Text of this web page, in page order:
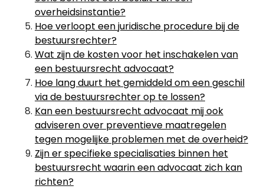
overheidsinstantie?
Hoe verloopt een juridische procedure bij de
bestuursrechter?
Wat zijn de kosten voor het inschakelen van
een bestuursrecht advocaat?
Hoe lang duurt het gemiddeld om een geschil
via de bestuursrechter op te lossen?
Kan een bestuursrecht advocaat mij ook
adviseren over preventieve maatregelen
tegen mogelijke problemen met de overheid?
Zijn er specifieke specialisaties binnen het
bestuursrecht waarin een advocaat zich kan
richten?